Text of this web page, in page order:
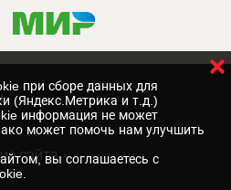
сайта
при сборе данных для
(Яндекс.Метрика и т.д.)
информация не может
может помочь нам улучшить
вы соглашаетесь с